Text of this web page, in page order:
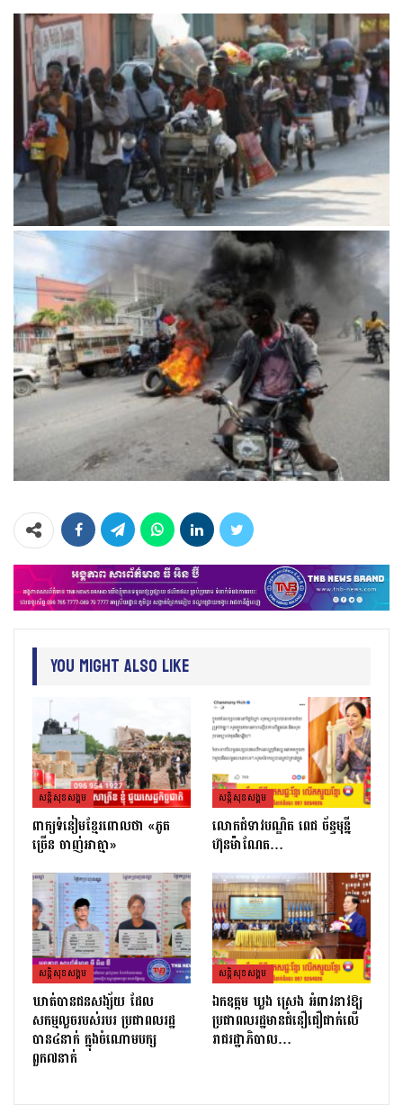
You Might Also Like
សន្តិសុខសង្គម
ពាក្យទំនៀមខ្មែរពោលថា «ភូត
ច្រើន ចាញ់អាត្មា»
សន្តិសុខសង្គម
លោកជំទាវបណ្ឌិត ពេជ ច័ន្ទមុន្នី
ហ៊ុនម៉ាណែត…
សន្តិសុខសង្គម
ឃាត់បានជនសង្ស័យ ដែល
សកម្មលួចរបស់របរ ប្រជាពលរដ្ឋ
បាន៤នាក់ ក្នុងចំណោមបក្ស
ពួក៧នាក់
សន្តិសុខសង្គម
ឯកឧត្ដម ឃួង ស្រេង អំពាវនាវឱ្យ
ប្រជាពលរដ្ឋមានជំនឿជឿជាក់លើ
រាជរដ្ឋាភិបាល…